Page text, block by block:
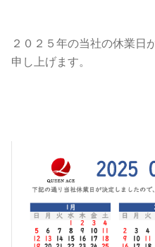
２０２５年の当社の休業日
申し上げます。